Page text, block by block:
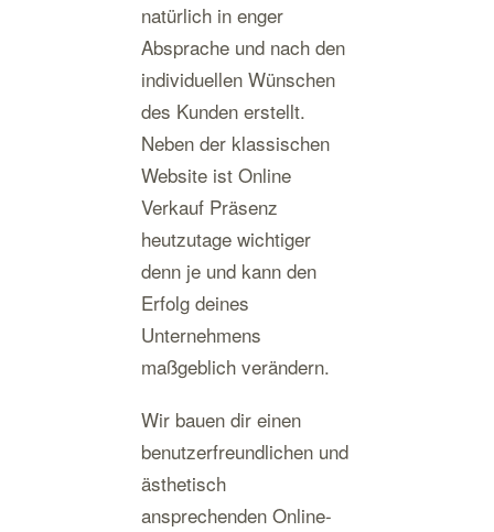
natürlich in enger
Absprache und nach den
individuellen Wünschen
des Kunden erstellt.
Neben der klassischen
Website ist Online
Verkauf Präsenz
heutzutage wichtiger
denn je und kann den
Erfolg deines
Unternehmens
maßgeblich verändern.
Wir bauen dir einen
benutzerfreundlichen und
ästhetisch
ansprechenden Online-